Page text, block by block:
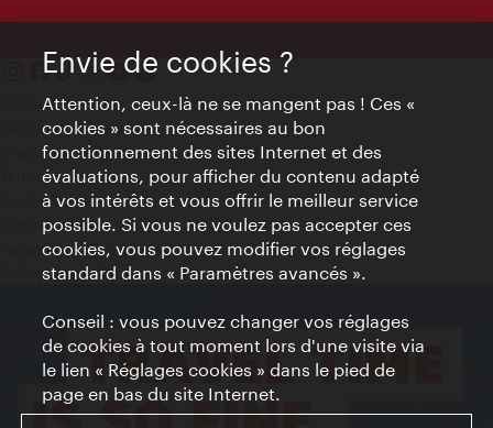
Contact
Mentions obligatoires
Charte sur le respect de la vie privée
Terms of Use
Accessibilité
Contact presse
Paramètres de cookies
© Copyright WienTourismus
Envie de cookies ?
Attention, ceux-là ne se mangent pas ! Ces «
cookies » sont nécessaires au bon
fonctionnement des sites Internet et des
évaluations, pour afficher du contenu adapté
à vos intérêts et vous offrir le meilleur service
possible. Si vous ne voulez pas accepter ces
cookies, vous pouvez modifier vos réglages
standard dans « Paramètres avancés ».
Conseil : vous pouvez changer vos réglages
de cookies à tout moment lors d'une visite via
le lien « Réglages cookies » dans le pied de
page en bas du site Internet.